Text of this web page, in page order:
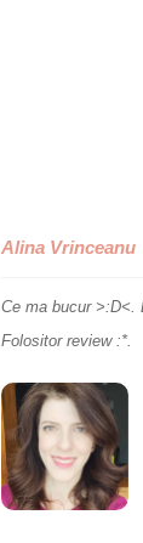
Alina Vrinceanu
Ce ma bucur >:D<.
Folositor review :*.